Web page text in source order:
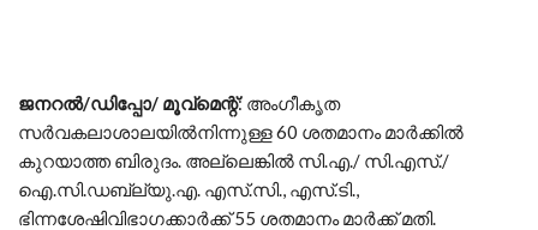
ജനറല്‍/ഡിപ്പോ/ മൂവ്മെന്റ്: അംഗീകൃത
സര്‍വകലാശാലയില്‍നിന്നുള്ള 60 ശതമാനം മാര്‍ക്കില്‍
കുറയാത്ത ബിരുദം. അല്ലെങ്കില്‍ സി.എ./ സി.എസ്./
ഐ.സി.ഡബ്ല്യു.എ. എസ്.സി., എസ്.ടി.,
ഭിന്നശേഷിവിഭാഗക്കാര്‍ക്ക് 55 ശതമാനം മാര്‍ക്ക് മതി.